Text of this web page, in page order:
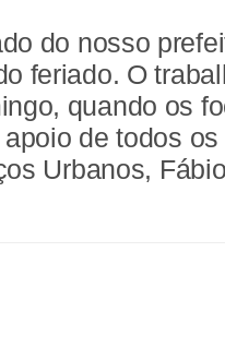
do nosso
feriado. O
quando os
de todos
Urbanos,